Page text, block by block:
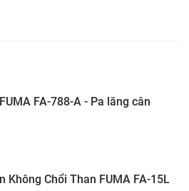
FA-788-A - Pa lăng cân
Không Chổi Than FUMA FA-15L